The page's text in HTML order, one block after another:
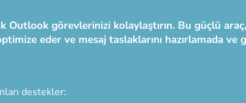
görevlerinizi kolaylaştırın. Bu güçlü
eder ve mesaj taslaklarını hazırlamada ve
destekler: